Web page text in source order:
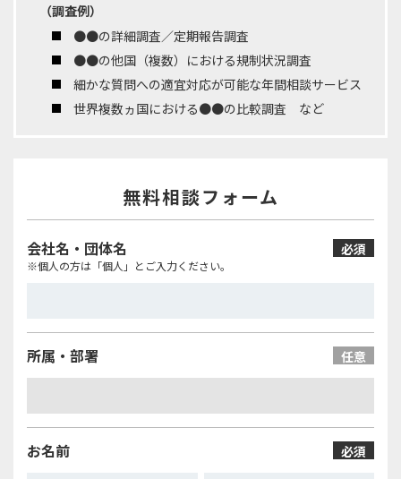
（調査例）
●●の詳細調査／定期報告調査
●●の他国（複数）における規制状況調査
細かな質問への適宜対応が可能な年間相談サービス
世界複数ヵ国における●●の比較調査 など
無料相談フォーム
会社名・団体名 必須
※個人の方は「個人」とご入力ください。
所属・部署 任意
お名前 必須